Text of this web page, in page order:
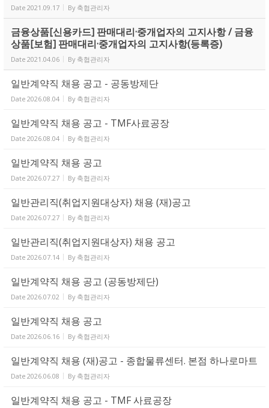
Date 2021.09.17 By 축협관리자
금융상품[신용카드] 판매대리·중개업자의 고지사항 / 금융
상품[보험] 판매대리·중개업자의 고지사항(등록증)
Date 2021.04.06 By 축협관리자
일반계약직 채용 공고 - 공동방제단
Date 2026.08.04 By 축협관리자
일반계약직 채용 공고 - TMF사료공장
Date 2026.08.04 By 축협관리자
일반계약직 채용 공고
Date 2026.07.27 By 축협관리자
일반관리직(취업지원대상자) 채용 (재)공고
Date 2026.07.27 By 축협관리자
일반관리직(취업지원대상자) 채용 공고
Date 2026.07.14 By 축협관리자
일반계약직 채용 공고 (공동방제단)
Date 2026.07.02 By 축협관리자
일반계약직 채용 공고
Date 2026.06.16 By 축협관리자
일반계약직 채용 (재)공고 - 종합물류센터. 본점 하나로마트
Date 2026.06.08 By 축협관리자
일반계약직 채용 공고 - TMF 사료공장